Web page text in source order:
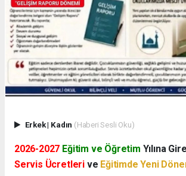
Erkek| Kadın (Haberi Sesli Oku)
2026-2027 Eğitim ve Öğretim Yılına
Servis Ücretleri ve Eğitimde Yeni